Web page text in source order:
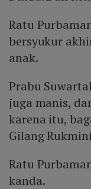
Ratu
bersyukur
anak.
Prabu
juga manis,
karena itu,
Gilang
Ratu
kanda.